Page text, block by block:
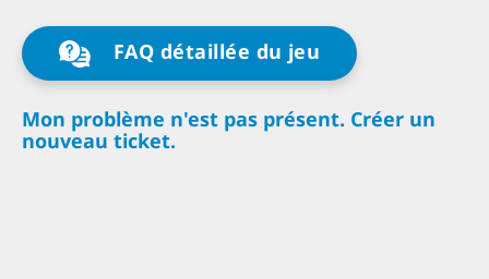
FAQ détaillée du jeu
Mon problème n'est pas présent. Créer un
nouveau ticket.